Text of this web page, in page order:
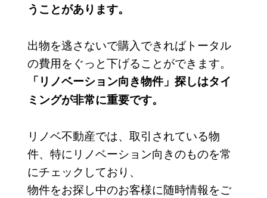
うことがあります。
出物を逃さないで購入できればトータル
の費用をぐっと下げることができます。
「リノベーション向き物件」探しはタイ
ミングが非常に重要です。
リノベ不動産では、取引されている物
件、特にリノベーション向きのものを常
にチェックしており、
物件をお探し中のお客様に随時情報をご